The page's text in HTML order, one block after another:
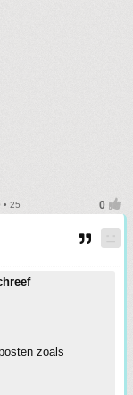
• 25
zoals